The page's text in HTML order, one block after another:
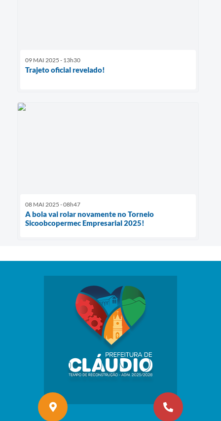
09 MAI 2025 - 13h30
Trajeto oficial revelado!
08 MAI 2025 - 08h47
A bola vai rolar novamente no Torneio
Sicoobcopermec Empresarial 2025!